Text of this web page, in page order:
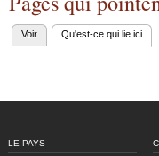
Onglets
Voir Qu'est-ce qui lie ici
LE PAYS